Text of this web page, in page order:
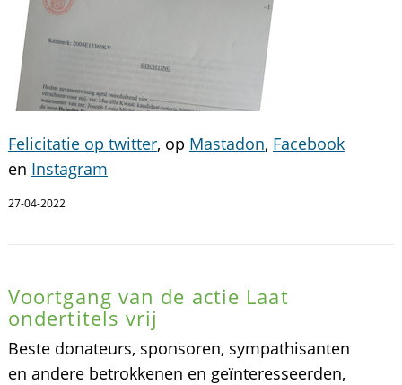
Felicitatie op twitter, op Mastadon, Facebook
en Instagram
27-04-2022
Voortgang van de actie Laat
ondertitels vrij
Beste donateurs, sponsoren, sympathisanten
en andere betrokkenen en geïnteresseerden,